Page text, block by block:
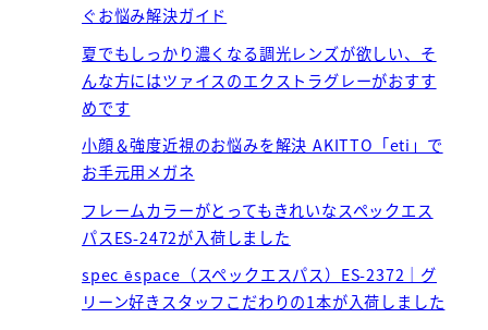
ぐお悩み解決ガイド
夏でもしっかり濃くなる調光レンズが欲しい、そ
んな方にはツァイスのエクストラグレーがおすす
めです
小顔＆強度近視のお悩みを解決 AKITTO「eti」で
お手元用メガネ
フレームカラーがとってもきれいなスペックエス
パスES-2472が入荷しました
spec ēspace（スペックエスパス）ES-2372｜グ
リーン好きスタッフこだわりの1本が入荷しました